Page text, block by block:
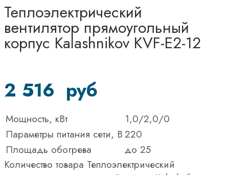
Теплоэлектрический
вентилятор прямоугольный
корпус Kalashnikov KVF-E2-12
2 516 руб
Мощность, кВт
1,0/2,0/0
Параметры питания сети, В220
Площадь обогрева
до 25
Количество товара Теплоэлектрический